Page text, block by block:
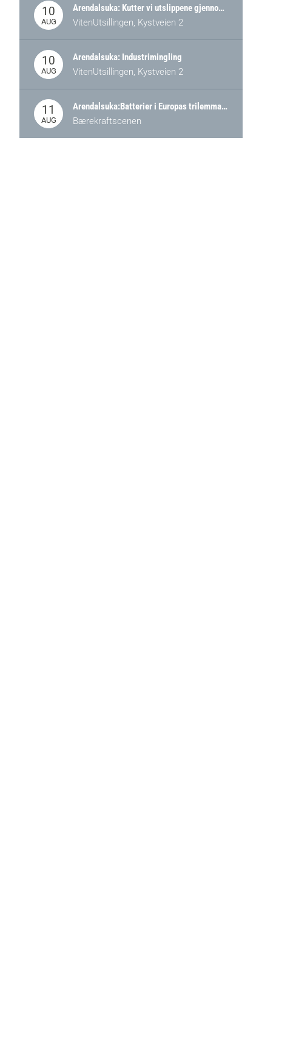
10
AUG
Arendalsuka: Kutter vi utslippene gjennom omstilling – eller tap av industri?
VitenUtsillingen, Kystveien 2
10
AUG
Arendalsuka: Industrimingling
VitenUtsillingen, Kystveien 2
11
AUG
Arendalsuka:Batterier i Europas trilemma: Energisikkerhet, konkurransekraft og bærekraft (Battery Norway-arrangement)
Bærekraftscenen